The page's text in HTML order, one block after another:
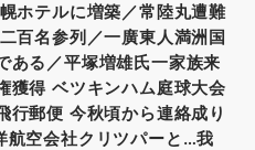
ホテルに増築／常陸丸遭難
百名参列／一廣東人満洲国
ある／平塚増雄氏一家族来
獲得 ベツキンハム庭球大会
行郵便 今秋頃から連絡成り
空会社クリツパーと…我